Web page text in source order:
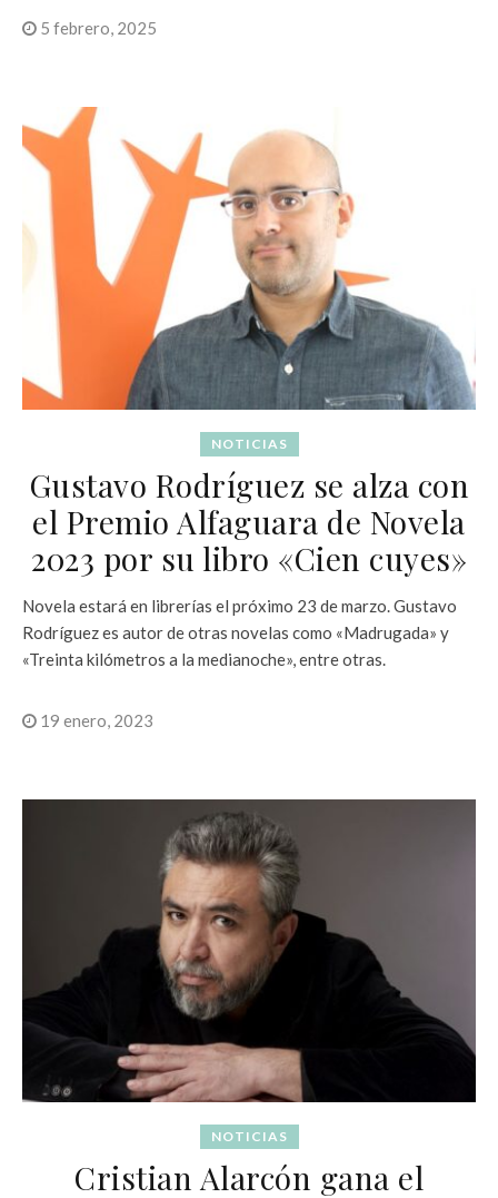
5 febrero, 2025
NOTICIAS
Gustavo Rodríguez se alza con
el Premio Alfaguara de Novela
2023 por su libro «Cien cuyes»
Novela estará en librerías el próximo 23 de marzo. Gustavo
Rodríguez es autor de otras novelas como «Madrugada» y
«Treinta kilómetros a la medianoche», entre otras.
19 enero, 2023
NOTICIAS
Cristian Alarcón gana el